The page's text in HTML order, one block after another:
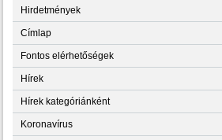
Hirdetmények
Címlap
Fontos elérhetőségek
Hírek
Hírek kategóriánként
Koronavírus